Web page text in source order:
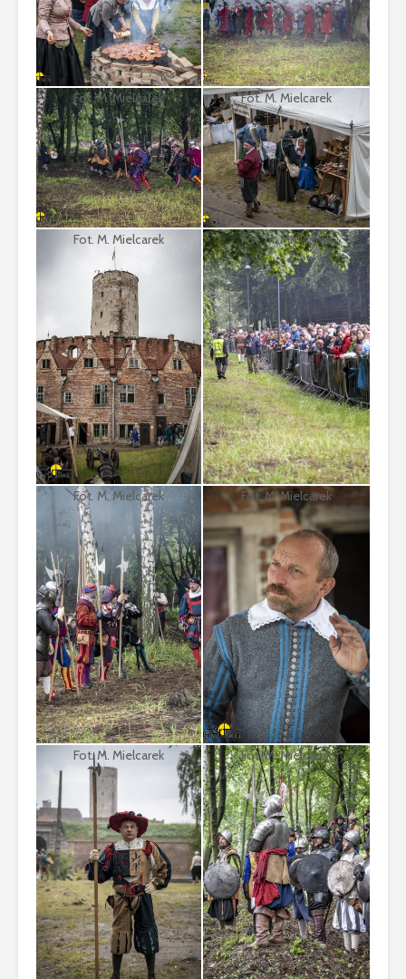
Fot. M. Mielcarek Fot. M. Mielcarek
Fot. M. Mielcarek Fot. M. Mielcarek
Fot. M. Mielcarek Fot. M. Mielcarek
Fot. M. Mielcarek Fot. M. Mielcarek